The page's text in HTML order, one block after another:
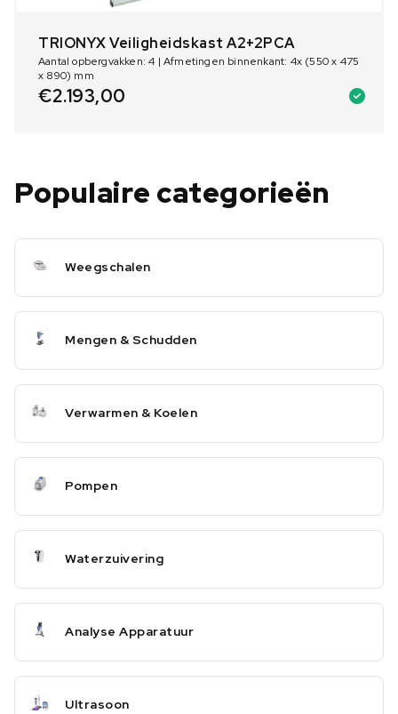
TRIONYX Veiligheidskast A2+2PCA
Aantal opbergvakken: 4 | Afmetingen binnenkant: 4x (550 x 475
x 890) mm
€2.193,00
Populaire categorieën
Weegschalen
Mengen & Schudden
Verwarmen & Koelen
Pompen
Waterzuivering
Analyse Apparatuur
Ultrasoon